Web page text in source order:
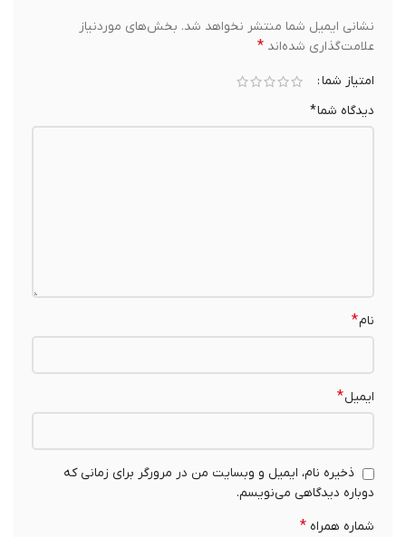
نشانی ایمیل شما منتشر نخواهد شد. بخش‌های موردنیاز
علامت‌گذاری شده‌اند*
امتیاز شما
دیدگاه شما*
ایمیل*
ذخیره نام، ایمیل و وبسایت من در مرورگر برای زمانی که
دوباره دیدگاهی می‌نویسم.
شماره همراه*